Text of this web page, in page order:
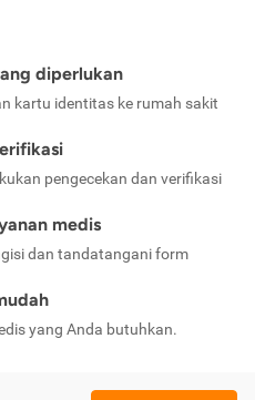
diperlukan
kartu identitas ke rumah sakit
pengecekan dan verifikasi
medis
dan tandatangani form
yang Anda butuhkan.